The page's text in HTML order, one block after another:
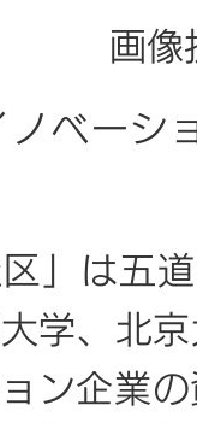
画
ベーシ
」は五
学、北
ン企業